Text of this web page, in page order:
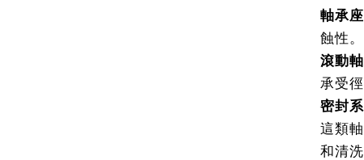
軸承
蝕性。
滾動
承受
密封
這類
和清